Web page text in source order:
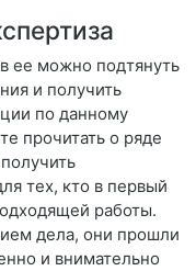
ее можно подтянуть
и получить
по данному
прочитать о ряде
тех, кто в первый
работы.
дела, они прошли
и внимательно